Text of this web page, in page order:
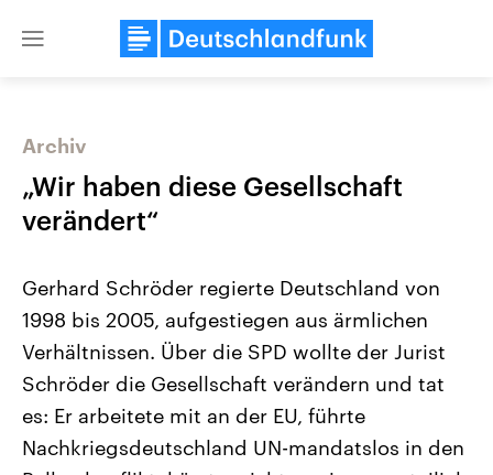
Close
Landtagswahl Sachsen-Anhalt
Alle Informationen
Sachsen-Anhalt wählt am 6.
September 2026 einen neuen
USA
Hintergründe
Wirtschaftlich und
gehören die Vereinigten
Archiv
„Wir haben diese Gesellschaft
verändert“
Gerhard Schröder regierte Deutschland von
1998 bis 2005, aufgestiegen aus ärmlichen
Verhältnissen. Über die SPD wollte der Jurist
Schröder die Gesellschaft verändern und tat
es: Er arbeitete mit an der EU, führte
Nachkriegsdeutschland UN-mandatslos in den